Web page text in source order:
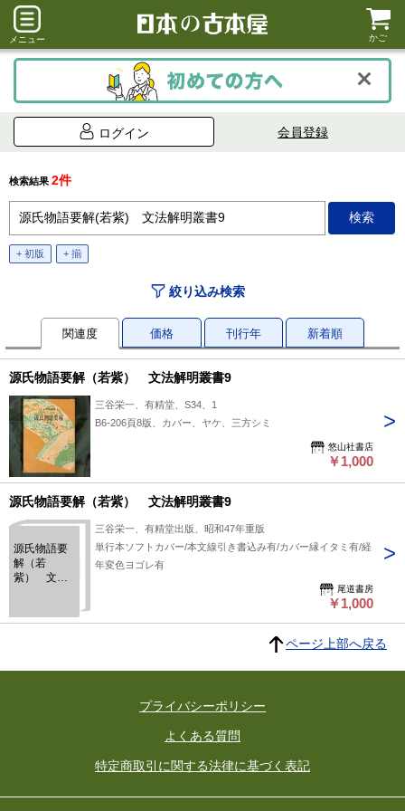
メニュー かご
ログイン 会員登録
検索結果 2件
+ 初版 + 揃
絞り込み検索
関連度 価格 刊行年 新着順
源氏物語要解（若紫） 文法解明叢書9
三谷栄一、有精堂、S34、1
B6-206頁8版、カバー、ヤケ、三方シミ
悠山社書店
￥1,000
源氏物語要解（若紫） 文法解明叢書9
源氏物語要
解（若
紫） 文法
三谷栄一、有精堂出版、昭和47年重版
単行本ソフトカバー/本文線引き書込み有/カバー縁イタミ有/経
年変色ヨゴレ有
尾道書房
￥1,000
ページ上部へ戻る
プライバシーポリシー
よくある質問
特定商取引に関する法律に基づく表記